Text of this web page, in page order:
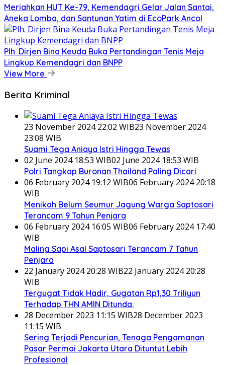
Meriahkan HUT Ke-79, Kemendagri Gelar Jalan Santai,
Aneka Lomba, dan Santunan Yatim di EcoPark Ancol
Plh. Dirjen Bina Keuda Buka Pertandingan Tenis Meja
Lingkup Kemendagri dan BNPP
View More
Berita Kriminal
23 November 2024 22:02 WIB23 November 2024
23:08 WIB
Suami Tega Aniaya Istri Hingga Tewas
02 June 2024 18:53 WIB02 June 2024 18:53 WIB
Polri Tangkap Buronan Thailand Paling Dicari
06 February 2024 19:12 WIB06 February 2024 20:18
WIB
Menikah Belum Seumur Jagung Warga Saptosari
Terancam 9 Tahun Penjara
06 February 2024 16:05 WIB06 February 2024 17:40
WIB
Maling Sapi Asal Saptosari Terancam 7 Tahun
Penjara
22 January 2024 20:28 WIB22 January 2024 20:28
WIB
Tergugat Tidak Hadir, Gugatan Rp1,30 Triliyun
Terhadap THN AMIN Ditunda.
28 December 2023 11:15 WIB28 December 2023
11:15 WIB
Sering Terjadi Pencurian, Tenaga Pengamanan
Pasar Permai Jakarta Utara Dituntut Lebih
Profesional